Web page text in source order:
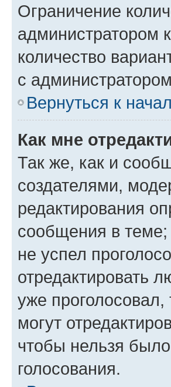
Ограничение
администратором
количество
с
Вернуться к
Как мне
Так же, как и
создателями,
редактирования
сообщения в теме;
не успел
отредактировать
уже
могут
чтобы нельзя
голосования.